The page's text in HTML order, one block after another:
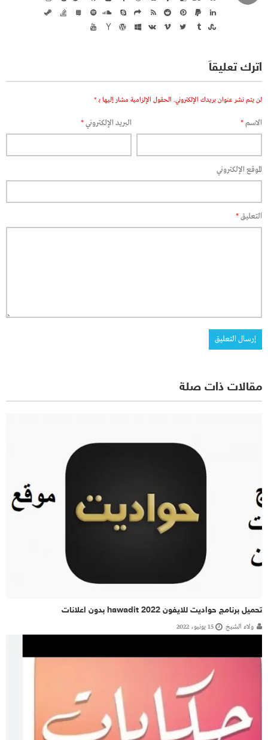
اترك تعليقاً
لن يتم نشر عنوان بريدك الإلكتروني. الحقول الإلزامية مشار إليها بـ *
الاسم* البريد الإلكتروني*
الموقع الإلكتروني
التعليق*
مقالات ذات صلة
تحميل برنامج حواديت للايفون hawadit 2022 بدون اعلانات
ولاء الشيخ 15 يونيو، 2022